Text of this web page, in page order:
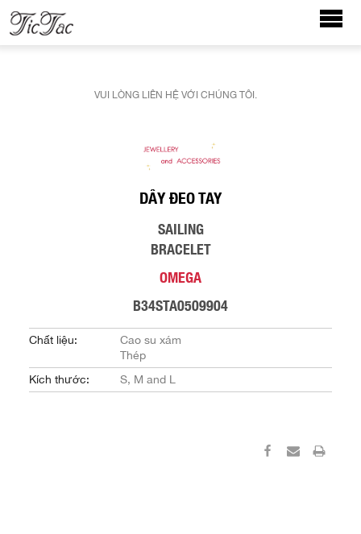
VUI LÒNG LIÊN HỆ VỚI CHÚNG TÔI.
DÂY ĐEO TAY
SAILING
BRACELET
OMEGA
B34STA0509904
Chất liệu:
Cao su xám
Thép
Kích thước:
S, M and L